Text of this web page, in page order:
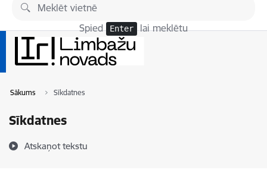
Pāriet uz lapas saturu
Spied Enter lai meklētu
Sākums Sīkdatnes
Sīkdatnes
Atskaņot tekstu